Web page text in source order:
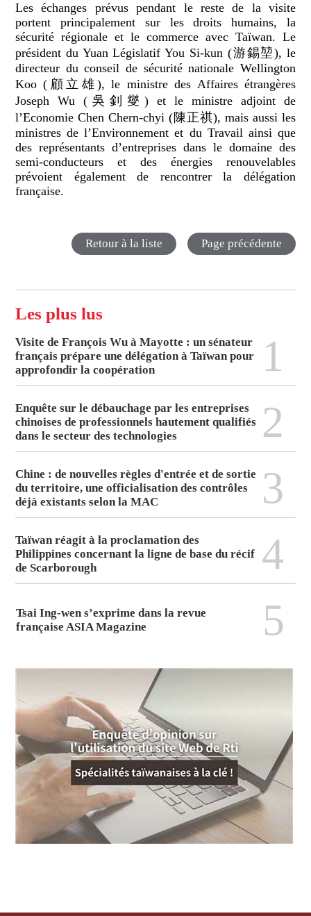
Les échanges prévus pendant le reste de la visite
portent principalement sur les droits humains, la
sécurité régionale et le commerce avec Taïwan. Le
président du Yuan Législatif You Si-kun (游錫堃), le
directeur du conseil de sécurité nationale Wellington
Koo (顧立雄), le ministre des Affaires étrangères
Joseph Wu (吳釗燮) et le ministre adjoint de
l’Economie Chen Chern-chyi (陳正祺), mais aussi les
ministres de l’Environnement et du Travail ainsi que
des représentants d’entreprises dans le domaine des
semi-conducteurs et des énergies renouvelables
prévoient également de rencontrer la délégation
française.
Retour à la liste Page précédente
Les plus lus
Visite de François Wu à Mayotte : un sénateur
français prépare une délégation à Taïwan pour
approfondir la coopération
1
Enquête sur le débauchage par les entreprises
chinoises de professionnels hautement qualifiés
dans le secteur des technologies
2
Chine : de nouvelles règles d'entrée et de sortie
du territoire, une officialisation des contrôles
déjà existants selon la MAC
3
Taïwan réagit à la proclamation des
Philippines concernant la ligne de base du récif
de Scarborough
4
Tsai Ing-wen s’exprime dans la revue
française ASIA Magazine
5